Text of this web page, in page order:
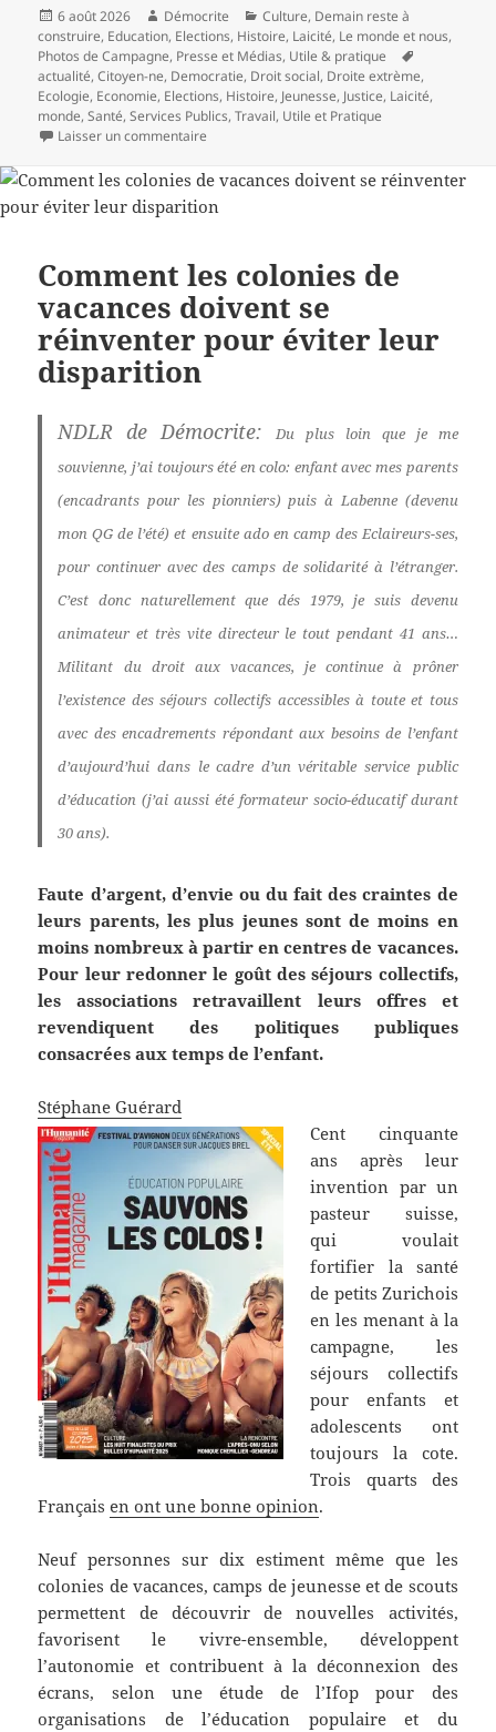
Publié
le
6 août 2026 Auteur
Démocrite Catégories
Culture, Demain reste à
construire, Education, Elections, Histoire, Laicité, Le monde et nous,
Photos de Campagne, Presse et Médias, Utile & pratique
clés
actualité,Citoyen-ne, Democratie, Droit social, Droite extrème,
Ecologie, Economie, Elections, Histoire, Jeunesse, Justice, Laicité,
monde,Santé,Services Publics,Travail, Utile et Pratique
Laisser un commentaire
Comment les colonies de
vacances doivent se
réinventer pour éviter leur
disparition
NDLR de Démocrite:
Du plus loin que je me
souvienne, j’ai toujours été en colo: enfant avec mes parents
(encadrants pour les pionniers) puis à Labenne (devenu
mon QG de l’été) et ensuite ado en camp des Eclaireurs-ses,
pour continuer avec des camps de solidarité à l’étranger.
C’est donc naturellement que dés 1979, je suis devenu
animateur et très vite directeur le tout pendant 41 ans…
Militant du droit aux vacances, je continue à prôner
l’existence des séjours collectifs accessibles à toute et tous
avec des encadrements répondant aux besoins de l’enfant
d’aujourd’hui dans le cadre d’un véritable service public
d’éducation (j’ai aussi été formateur socio-éducatif durant
30 ans).
Faute d’argent, d’envie ou du fait des craintes de
leurs parents, les plus jeunes sont de moins en
moins nombreux à partir en centres de vacances.
Pour leur redonner le goût des séjours collectifs,
les associations retravaillent leurs offres et
revendiquent des politiques publiques
consacrées aux temps de l’enfant.
Stéphane Guérard
Cent cinquante
ans après leur
invention par un
pasteur suisse,
qui voulait
fortifier la santé
de petits Zurichois
en les menant à la
campagne, les
séjours collectifs
pour enfants et
adolescents ont
toujours la cote.
Trois quarts des
Françaisen ont une bonne opinion.
Neuf personnes sur dix estiment même que les
colonies de vacances, camps de jeunesse et de scouts
permettent de découvrir de nouvelles activités,
favorisent le vivre-ensemble, développent
l’autonomie et contribuent à la déconnexion des
écrans, selon une étude de l’Ifop pour des
organisations de l’éducation populaire et du